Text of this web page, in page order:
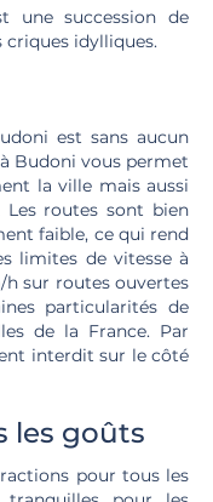
une succession de
criques idylliques.
est sans aucun
Budoni vous permet
la ville mais aussi
routes sont bien
faible, ce qui rend
limites de vitesse à
sur routes ouvertes
particularités de
de la France. Par
interdit sur le côté
les goûts
pour tous les